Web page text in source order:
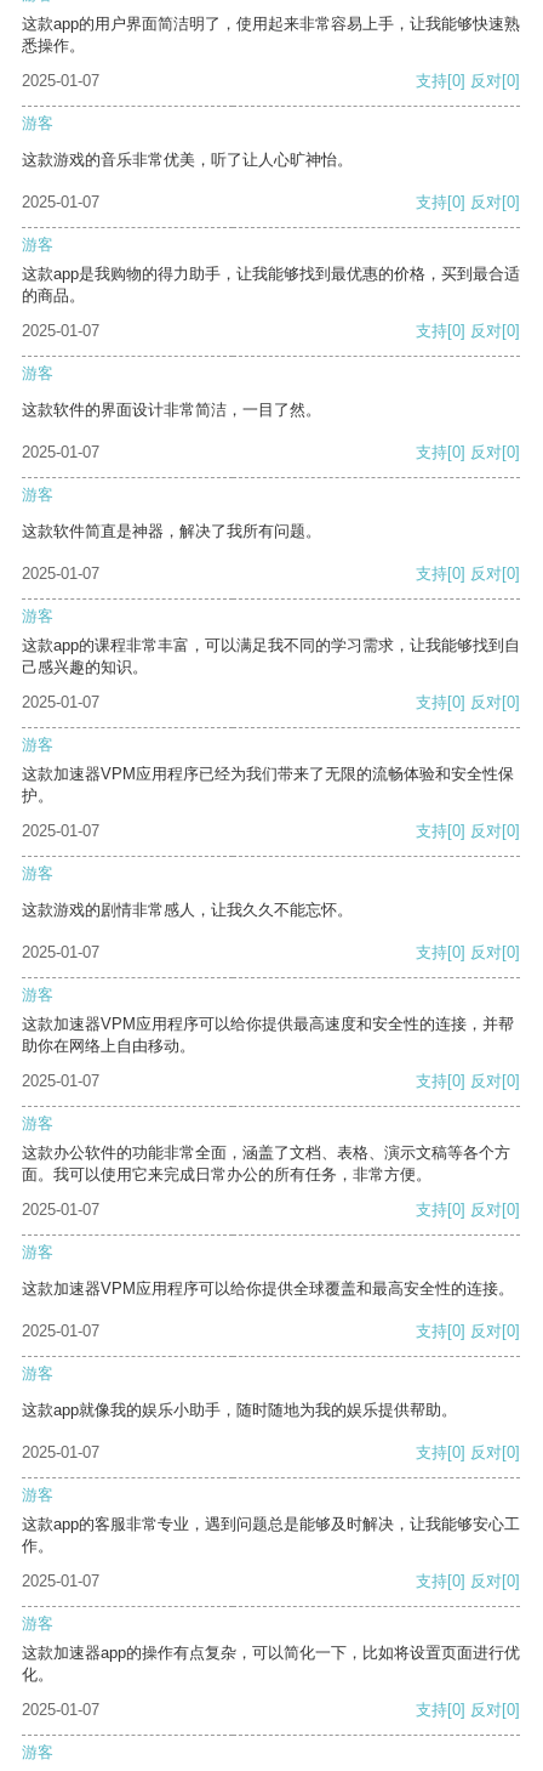
这款app的用户界面简洁明了，使用起来非常容易上手，让我能够快速熟
悉操作。
2025-01-07
支持[0] 反对[0]
游客
这款游戏的音乐非常优美，听了让人心旷神怡。
2025-01-07 支持[0] 反对[0]
游客
这款app是我购物的得力助手，让我能够找到最优惠的价格，买到最合适
的商品。
2025-01-07
支持[0] 反对[0]
游客
这款软件的界面设计非常简洁，一目了然。
2025-01-07 支持[0] 反对[0]
游客
这款软件简直是神器，解决了我所有问题。
2025-01-07 支持[0] 反对[0]
游客
这款app的课程非常丰富，可以满足我不同的学习需求，让我能够找到自
己感兴趣的知识。
2025-01-07
支持[0] 反对[0]
游客
这款加速器VPM应用程序已经为我们带来了无限的流畅体验和安全性保
护。
2025-01-07
支持[0] 反对[0]
游客
这款游戏的剧情非常感人，让我久久不能忘怀。
2025-01-07 支持[0] 反对[0]
游客
这款加速器VPM应用程序可以给你提供最高速度和安全性的连接，并帮
助你在网络上自由移动。
2025-01-07
支持[0] 反对[0]
游客
这款办公软件的功能非常全面，涵盖了文档、表格、演示文稿等各个方
面。我可以使用它来完成日常办公的所有任务，非常方便。
2025-01-07
支持[0] 反对[0]
游客
这款加速器VPM应用程序可以给你提供全球覆盖和最高安全性的连接。
2025-01-07 支持[0] 反对[0]
游客
这款app就像我的娱乐小助手，随时随地为我的娱乐提供帮助。
2025-01-07 支持[0] 反对[0]
游客
这款app的客服非常专业，遇到问题总是能够及时解决，让我能够安心工
作。
2025-01-07
支持[0] 反对[0]
游客
这款加速器app的操作有点复杂，可以简化一下，比如将设置页面进行优
化。
2025-01-07
支持[0] 反对[0]
游客